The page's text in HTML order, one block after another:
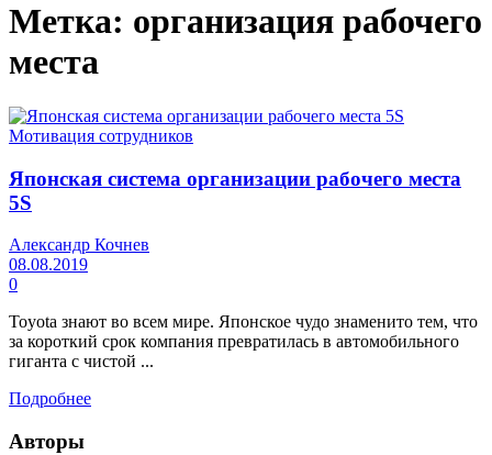
Метка: организация рабочего
места
Мотивация сотрудников
Японская система организации рабочего места
5S
Александр Кочнев
08.08.2019
0
Toyota знают во всем мире. Японское чудо знаменито тем, что
за короткий срок компания превратилась в автомобильного
гиганта с чистой ...
Подробнее
Авторы